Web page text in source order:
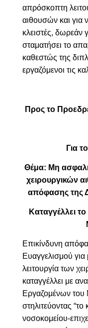
απρόσκοπτη
αιθουσών και για
κλειστές, δωρεάν
σταματήσει το
καθεστώς της
εργαζόμενοι τις
Προς το
Για
Θέμα: Μη
χειρουργικών
απόφασης της
Καταγγέλλει
Επικίνδυνη
Ευαγγελισμού
λειτουργία των
καταγγέλλει με
Εργαζομένων του
στηλιτεύοντας “το
νοσοκομείου-